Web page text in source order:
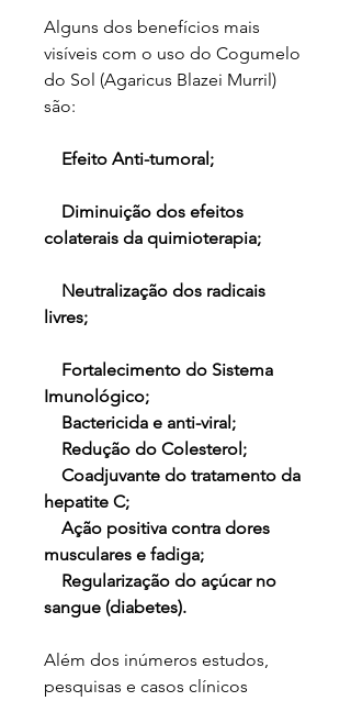
Alguns dos benefícios mais
visíveis com o uso do Cogumelo
do Sol (Agaricus Blazei Murril)
são:
Efeito Anti-tumoral;
Diminuição dos efeitos
colaterais da quimioterapia;
Neutralização dos radicais
livres;
Fortalecimento do Sistema
Imunológico;
Bactericida e anti-viral;
Redução do Colesterol;
Coadjuvante do tratamento da
hepatite C;
Ação positiva contra dores
musculares e fadiga;
Regularização do açúcar no
sangue (diabetes).
Além dos inúmeros estudos,
pesquisas e casos clínicos